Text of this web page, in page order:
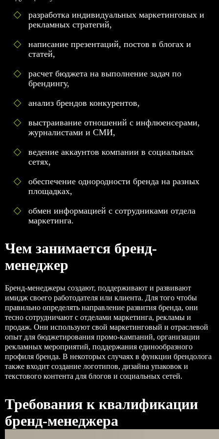
разработка индивидуальных маркетинговых и
рекламных стратегий,
написание презентаций, постов в блогах и
статей,
расчет бюджета на выполнение задач по
брендингу,
анализ брендов конкурентов,
выстраивание отношений с инфлюенсерами,
журналистами и СМИ,
ведение аккаунтов компании в социальных
сетях,
обеспечение однородности бренда на разных
площадках,
обмен информацией с сотрудниками отдела
маркетинга.
Чем занимается бренд-
менеджер
Бренд-менеджеры создают, поддерживают и развивают
имидж своего работодателя или клиента. Для того чтобы
правильно определять направление развития бренда, они
тесно сотрудничают с отделами маркетинга, рекламы и
продаж. Они используют свой маркетинговый и отраслевой
опыт для бюджетирования промо-кампаний, организации
рекламных мероприятий, поддержания единообразного
профиля бренда. В некоторых случаях в функции брендолога
также входит создание логотипов, дизайна упаковок и
текстового контента для блогов и социальных сетей.
Требования к квалификации
бренд-менеджера